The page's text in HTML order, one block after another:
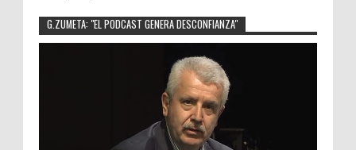
G.ZUMETA: "EL PODCAST GENERA DESCONFIANZA"